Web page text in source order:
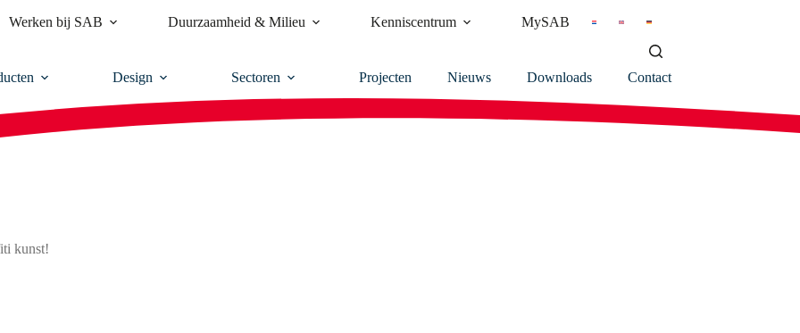
Werken bij SAB Duurzaamheid & Milieu Kenniscentrum MySAB
Design Sectoren Projecten Nieuws Downloads Contact
kunst!